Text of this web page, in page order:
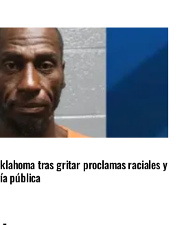
tras gritar proclamas raciales y
pública